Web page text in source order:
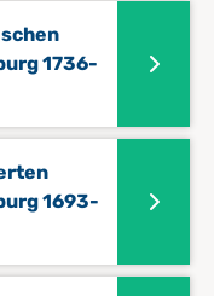
1736-
1693-